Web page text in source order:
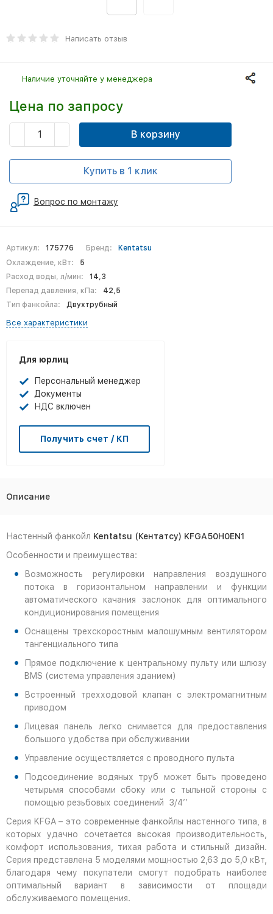
Написать отзыв
Артикул: 175776 Бренд:
Kentatsu
Охлаждение, кВт:
5
Расход воды, л/мин:
14,3
Перепад давления, кПа:
42,5
Тип фанкойла:
Двухтрубный
Все характеристики
Для юрлиц
Персональный менеджер
Документы
НДС включен
Получить счет / КП
Наличие уточняйте у менеджера
Цена по запросу
В корзину
Купить в 1 клик
Вопрос по монтажу
Описание
Настенный фанкойл Kentatsu (Кентатсу) KFGA50H0EN1
Особенности и преимущества:
Возможность регулировки направления воздушного
потока в горизонтальном направлении и функции
автоматического качания заслонок для оптимального
кондиционирования помещения
Оснащены трехскоростным малошумным вентилятором
тангенциального типа
Прямое подключение к центральному пульту или шлюзу
BMS (система управления зданием)
Встроенный трехходовой клапан с электромагнитным
приводом
Лицевая панель легко снимается для предоставления
большого удобства при обслуживании
Управление осуществляется с проводного пульта
Подсоединение водяных труб может быть проведено
четырьмя способами сбоку или с тыльной стороны с
помощью резьбовых соединений 3/4’’
Серия KFGA – это современные фанкойлы настенного типа, в
которых удачно сочетается высокая производительность,
комфорт использования, тихая работа и стильный дизайн.
Серия представлена 5 моделями мощностью 2,63 до 5,0 кВт,
благодаря чему покупатели смогут подобрать наиболее
оптимальный вариант в зависимости от площади
обслуживаемого помещения.